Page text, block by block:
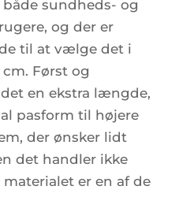
sundheds- og
og der er
til at vælge det i
cm. Først og
en ekstra længde,
pasform til højere
der ønsker lidt
det handler ikke
er en af de